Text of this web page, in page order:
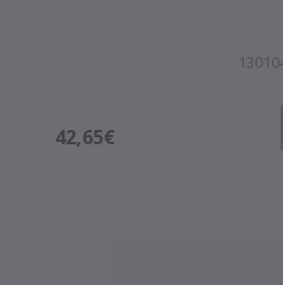
42,65€